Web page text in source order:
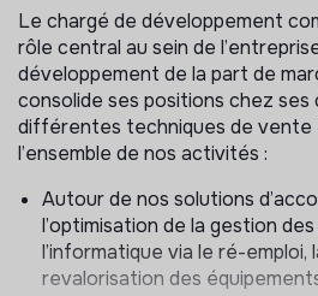
Le chargé de développement
rôle central au sein de
développement de la part de
consolide ses positions chez ses
différentes techniques de vente
l’ensemble de nos activités :
Autour de nos solutions
l’optimisation de la gestion
l’informatique via le ré-emploi,
revalorisation des